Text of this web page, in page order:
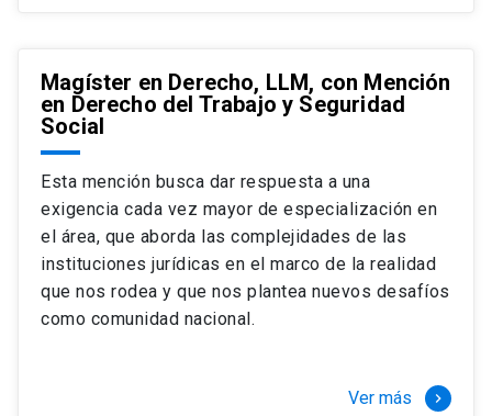
Magíster en Derecho, LLM, con Mención
en Derecho del Trabajo y Seguridad
Social
Esta mención busca dar respuesta a una
exigencia cada vez mayor de especialización en
el área, que aborda las complejidades de las
instituciones jurídicas en el marco de la realidad
que nos rodea y que nos plantea nuevos desafíos
como comunidad nacional.
Ver más keyboard_arrow_right